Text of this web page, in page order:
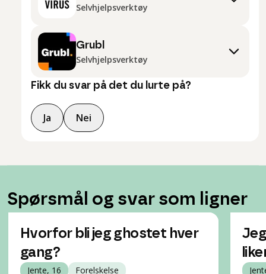
Selvhjelpsverktøy
Grubl
Selvhjelpsverktøy
Fikk du svar på det du lurte på?
Ja Nei
Spørsmål og svar som ligner
Hvorfor bli jeg ghostet hver
gang?
Jente, 16 Forelskelse